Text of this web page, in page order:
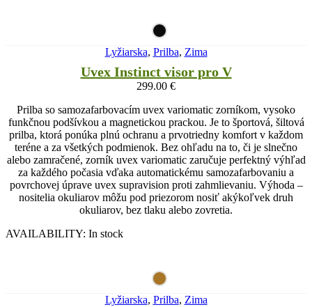
Lyžiarska, Prilba, Zima
Uvex Instinct visor pro V
299.00 €
Prilba so samozafarbovacím uvex variomatic zorníkom, vysoko
funkčnou podšívkou a magnetickou prackou. Je to športová, šiltová
prilba, ktorá ponúka plnú ochranu a prvotriedny komfort v každom
teréne a za všetkých podmienok. Bez ohľadu na to, či je slnečno
alebo zamračené, zorník uvex variomatic zaručuje perfektný výhľad
za každého počasia vďaka automatickému samozafarbovaniu a
povrchovej úprave uvex supravision proti zahmlievaniu. Výhoda –
nositelia okuliarov môžu pod priezorom nosiť akýkoľvek druh
okuliarov, bez tlaku alebo zovretia.
AVAILABILITY: In stock
Lyžiarska, Prilba, Zima